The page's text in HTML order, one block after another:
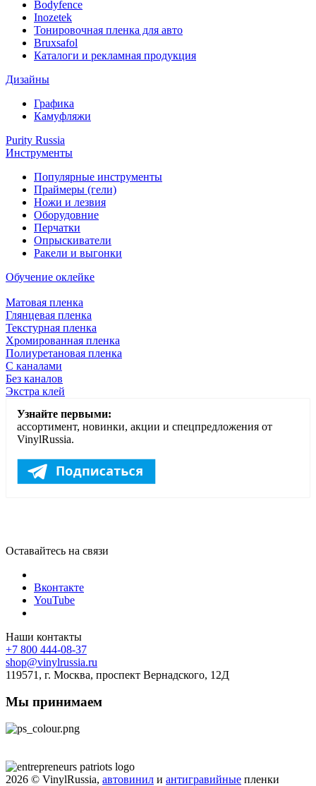
Bodyfence
Inozetek
Тонировочная пленка для авто
Bruxsafol
Каталоги и рекламная продукция
Дизайны
Графика
Камуфляжи
Purity Russia
Инструменты
Популярные инструменты
Праймеры (гели)
Ножи и лезвия
Оборудовние
Перчатки
Опрыскиватели
Ракели и выгонки
Обучение оклейке
Матовая пленка
Глянцевая пленка
Текстурная пленка
Хромированная пленка
Полиуретановая пленка
С каналами
Без каналов
Экстра клей
Узнайте первыми:
ассортимент, новинки, акции и спецпредложения от
VinylRussia.
Оставайтесь на связи
Вконтакте
YouTube
Наши контакты
+7 800 444-08-37
shop@vinylrussia.ru
119571, г. Москва, проспект Вернадского, 12Д
Мы принимаем
2026 © VinylRussia, автовинил и антигравийные пленки